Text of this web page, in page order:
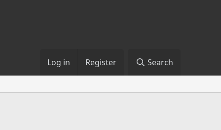
Log in Register Search